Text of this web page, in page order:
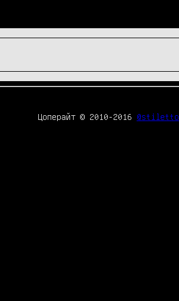
Цоперайт © 2010-2016 @stiletto